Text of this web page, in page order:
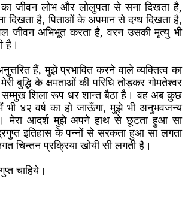
जीवन लोभ और लोलुपता से सना दिखता है,
दिखता है, पिताओं के अपमान से दग्ध दिखता है,
जीवन अभिभूत करता है, वरन उसकी मृत्यु भी
है।
हैं, मुझे प्रभावित करने वाले व्यक्तित्व का
बुद्धि के क्षमताओं की परिधि तोड़कर गोमतेश्वर
सम्मुख शिला रूप धर शान्त बैठा है। वह अब कुछ
भी ४२ वर्ष का हो जाऊँगा, मुझे भी अनुभवजन्य
मेरा आदर्श मुझे अपने हाथ से छूटता हुआ सा
इतिहास के पन्नों से सरकता हुआ सा लगता
चिन्तन प्रक्रिया खोयी सी लगती है।
चाहिये।